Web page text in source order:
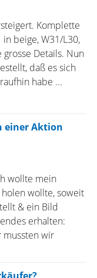
Komplette
beige, W31/L30,
Details. Nun
daß es sich
habe ...
einer Aktion
wollte mein
wollte, soweit
& ein Bild
erhalten:
mussten wir